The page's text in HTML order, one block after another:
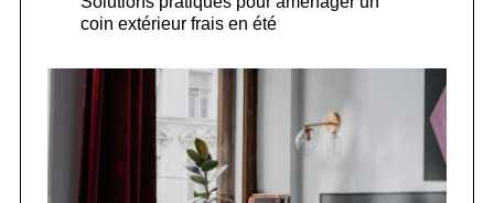
coin extérieur frais en été